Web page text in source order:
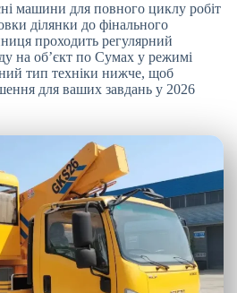
машини для повного циклу робіт
ділянки до фінального
проходить регулярний
на об’єкт по Сумах у режимі
тип техніки нижче, щоб
для ваших завдань у 2026